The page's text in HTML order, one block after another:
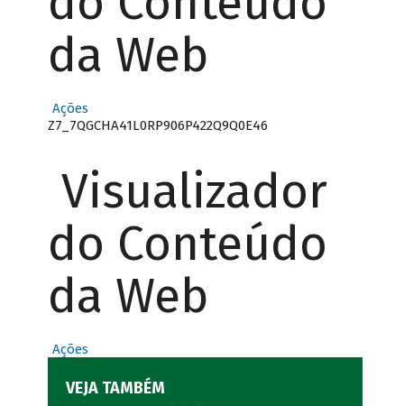
da Web
Ações
Z7_7QGCHA41L0RP906P422Q9Q0E46
Visualizador
do Conteúdo
da Web
Ações
VEJA TAMBÉM